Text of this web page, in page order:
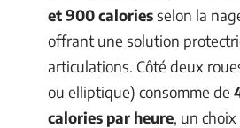
et 900 caloriesselon la
offrant une solution
articulations. Côté deux
ou elliptique) consomme de
calories par heure, un